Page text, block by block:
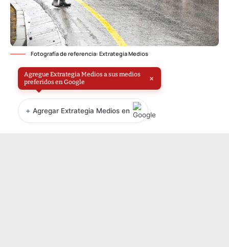
Fotografía de referencia: Extrategia Medios
Agregue Extrategia Medios a sus medios
preferidos en Google
×
+ Agregar Extrategia Medios en